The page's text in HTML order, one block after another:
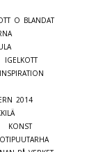
O BLANDAT
IGELKOTT
INSPIRATION
2014
KONST